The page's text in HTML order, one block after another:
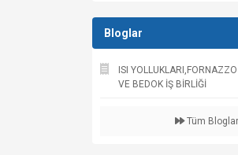
Bloglar
ISI YOLLUKLARI,FORNAZZO
VE BEDOK İŞ BİRLİĞİ
Tüm Bloglar